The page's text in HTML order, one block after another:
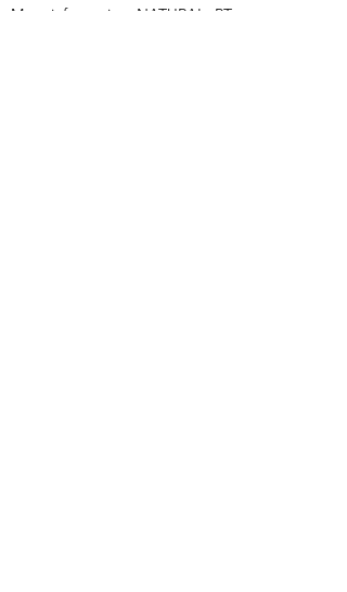
More information:
NATURAL .PT